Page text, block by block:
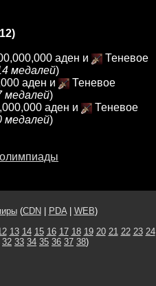
аден и
Теневое
медалей)
аден и
Теневое
медалей)
аден и
Теневое
медалей)
олимпиады
(CDN PDA| WEB)
13 14 15 16 17 18 19 20 21 22 23 24
32 33 34 35 36 37 38)